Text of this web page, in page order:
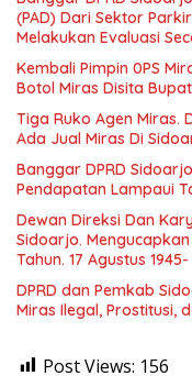
(PAD) Dari Sektor
Melakukan Evaluasi
Kembali Pimpin 0PS
Botol Miras Disita
Tiga Ruko Agen Miras.
Ada Jual Miras Di
Banggar DPRD
Pendapatan Lampaui
Dewan Direksi Dan
Sidoarjo.
Tahun. 17 Agustus
DPRD dan Pemkab
Miras Ilegal, Prostitusi,
Post Views: 156